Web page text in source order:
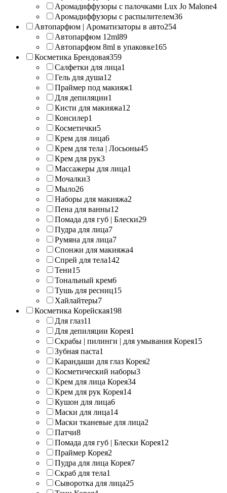
Аромадиффузоры с палочками Lux Jo Malone4
Аромадиффузоры с распылителем36
Автопарфюм | Ароматизаторы в авто254
Автопарфюм 12ml89
Автопарфюм 8ml в упаковке165
Косметика Брендовая359
Салфетки для лица1
Гель для душа12
Праймер под макияж1
Для депиляции1
Кисти для макияжа12
Консилер1
Косметички5
Крем для лица6
Крем для тела | Лосьоны45
Крем для рук3
Массажеры для лица1
Мочалки3
Мыло26
Наборы для макияжа2
Пена для ванны12
Помада для губ | Блески29
Пудра для лица7
Румяна для лица7
Спонжи для макияжа4
Спрей для тела142
Тени15
Тональный крем6
Тушь для ресниц15
Хайлайтеры7
Косметика Корейская198
Для глаз11
Для депиляции Корея1
Скрабы | пилинги | для умывания Корея15
Зубная паста1
Карандаши для глаз Корея2
Косметический наборы3
Крем для лица Корея34
Крем для рук Корея14
Кушон для лица6
Маски для лица14
Маски тканевые для лица2
Патчи8
Помада для губ | Блески Корея12
Праймер Корея2
Пудра для лица Корея7
Скраб для тела1
Сыворотка для лица25